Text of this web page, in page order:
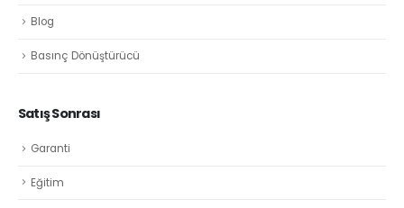
Blog
Basınç Dönüştürücü
Satış Sonrası
Garanti
Eğitim